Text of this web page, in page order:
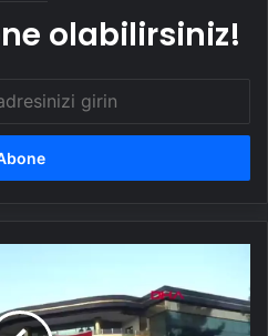
olabilirsiniz!